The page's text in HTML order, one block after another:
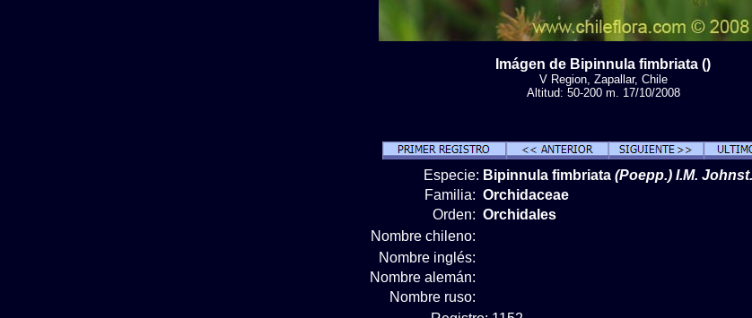
Imágen de Bipinnula fimbriata ()
V Region, Zapallar, Chile
Altitud: 50-200 m. 17/10/2008
Especie: Bipinnula fimbriata (Poepp.) I.M. Johnst.
Familia: Orchidaceae
Orden: Orchidales
Nombre chileno:
Nombre inglés:
Nombre alemán:
Nombre ruso: